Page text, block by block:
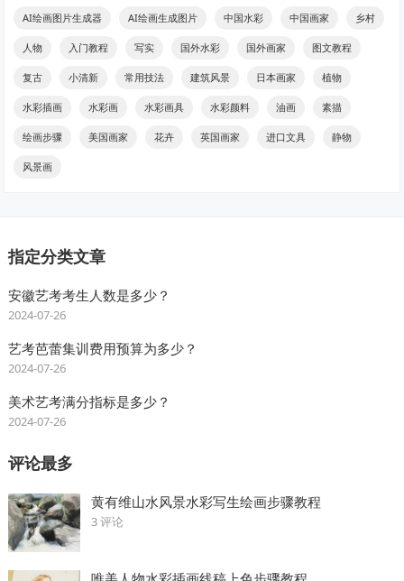
AI绘画图片生成器 AI绘画生成图片 中国水彩 中国画家 乡村
人物 入门教程 写实 国外水彩 国外画家 图文教程
复古 小清新 常用技法 建筑风景 日本画家 植物
水彩插画 水彩画 水彩画具 水彩颜料 油画 素描
绘画步骤 美国画家 花卉 英国画家 进口文具 静物
风景画
指定分类文章
安徽艺考考生人数是多少？
2024-07-26
艺考芭蕾集训费用预算为多少？
2024-07-26
美术艺考满分指标是多少？
2024-07-26
评论最多
黄有维山水风景水彩写生绘画步骤教程
3 评论